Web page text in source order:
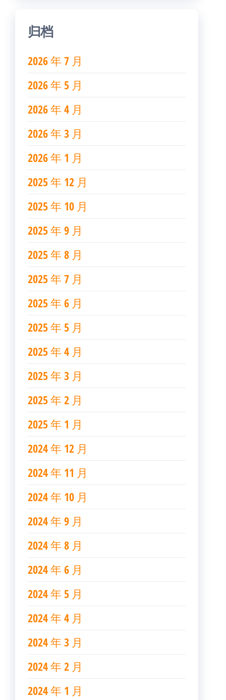
归档
2026 年 7 月
2026 年 5 月
2026 年 4 月
2026 年 3 月
2026 年 1 月
2025 年 12 月
2025 年 10 月
2025 年 9 月
2025 年 8 月
2025 年 7 月
2025 年 6 月
2025 年 5 月
2025 年 4 月
2025 年 3 月
2025 年 2 月
2025 年 1 月
2024 年 12 月
2024 年 11 月
2024 年 10 月
2024 年 9 月
2024 年 8 月
2024 年 6 月
2024 年 5 月
2024 年 4 月
2024 年 3 月
2024 年 2 月
2024 年 1 月